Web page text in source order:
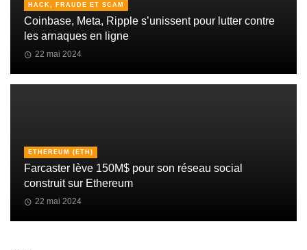
HACK, FRAUDE ET SCAM
Coinbase, Meta, Ripple s’unissent pour lutter contre
les arnaques en ligne
22 mai 2024
ETHEREUM (ETH)
Farcaster lève 150M$ pour son réseau social
construit sur Ethereum
22 mai 2024